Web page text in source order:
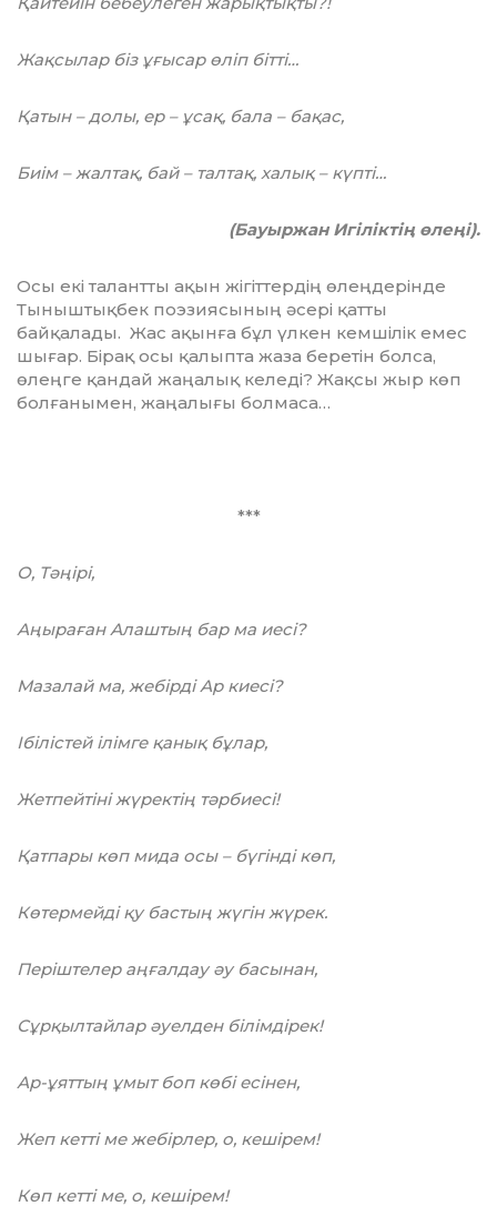
Жақсылар біз ұғысар өліп бітті…
Қатын – долы, ер – ұсақ, бала – бақас,
Биім – жалтақ, бай – талтақ, халық – күпті…
(Бауыржан Игіліктің өлеңі).
Осы екі талантты ақын жігіттердің өлең­дерінде
Тыныштықбек поэзиясының әсері қатты
байқалады. Жас ақынға бұл үл­кен кемшілік емес
шығар. Бірақ осы қа­лып­та жаза беретін болса,
өлеңге қандай жа­ңалық келеді? Жақсы жыр көп
болға­ны­мен, жаңалығы болмаса…
***
О, Тәңірі,
Аңыраған Алаштың бар ма иесі?
Мазалай ма, жебірді Ар киесі?
Ібілістей ілімге қанық бұлар,
Жетпейтіні жүректің тәрбиесі!
Қатпары көп мида осы – бүгінді көп,
Көтермейді қу бастың жүгін жүрек.
Періштелер аңғалдау әу басынан,
Сұрқылтайлар әуелден білімдірек!
Ар-ұяттың ұмыт боп көбі есінен,
Жеп кетті ме жебірлер, о, кешірем!
Көп кетті ме, о, кешірем!